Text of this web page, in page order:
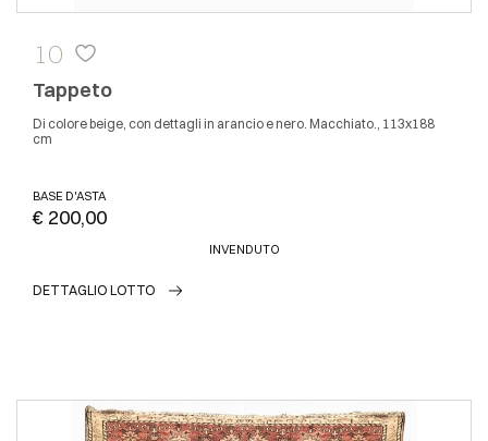
10
Tappeto
Di colore beige, con dettagli in arancio e nero. Macchiato., 113x188
cm
BASE D'ASTA
€ 200,00
INVENDUTO
DETTAGLIO LOTTO